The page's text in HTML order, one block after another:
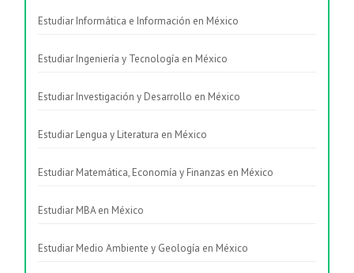
Estudiar Informática e Información en México
Estudiar Ingeniería y Tecnología en México
Estudiar Investigación y Desarrollo en México
Estudiar Lengua y Literatura en México
Estudiar Matemática, Economía y Finanzas en México
Estudiar MBA en México
Estudiar Medio Ambiente y Geología en México